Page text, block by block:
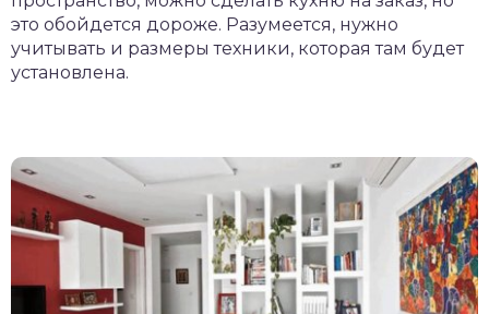
это обойдется дороже. Разумеется, нужно
учитывать и размеры техники, которая там будет
установлена.